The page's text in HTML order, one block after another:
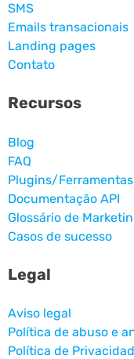
SMS
Emails transacionais
Landing pages
Contato
Recursos
Blog
FAQ
Plugins/Ferramentas
Documentação API
Glossário de
Casos de sucesso
Legal
Aviso legal
Política de abuso e
Política de